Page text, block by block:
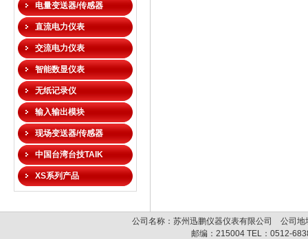
电量变送器/传感器
直流电力仪表
交流电力仪表
智能数显仪表
无纸记录仪
输入输出模块
现场变送器/传感器
中国台湾台技TAIK
XS系列产品
公司名称：苏州迅鹏仪器仪表有限公司 公司
邮编： 215004 TEL： 0512-